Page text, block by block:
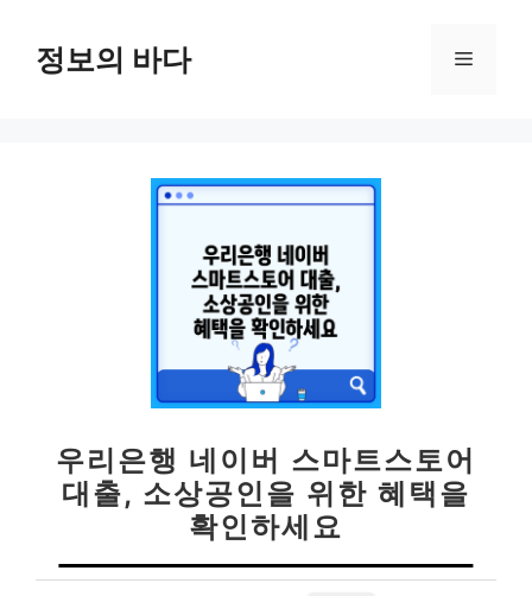
정보의 바다 메
우리은행 네이버 스마트스토어
대출, 소상공인을 위한 혜택을
확인하세요